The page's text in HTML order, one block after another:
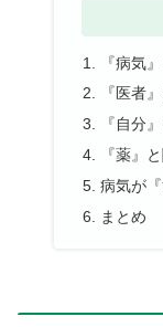
『病気
『医者
『自分
『薬』
病気が
まとめ